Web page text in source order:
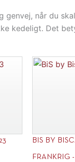
genvej, når du
kedeligt. Det
BIS BY
FRANKRIG